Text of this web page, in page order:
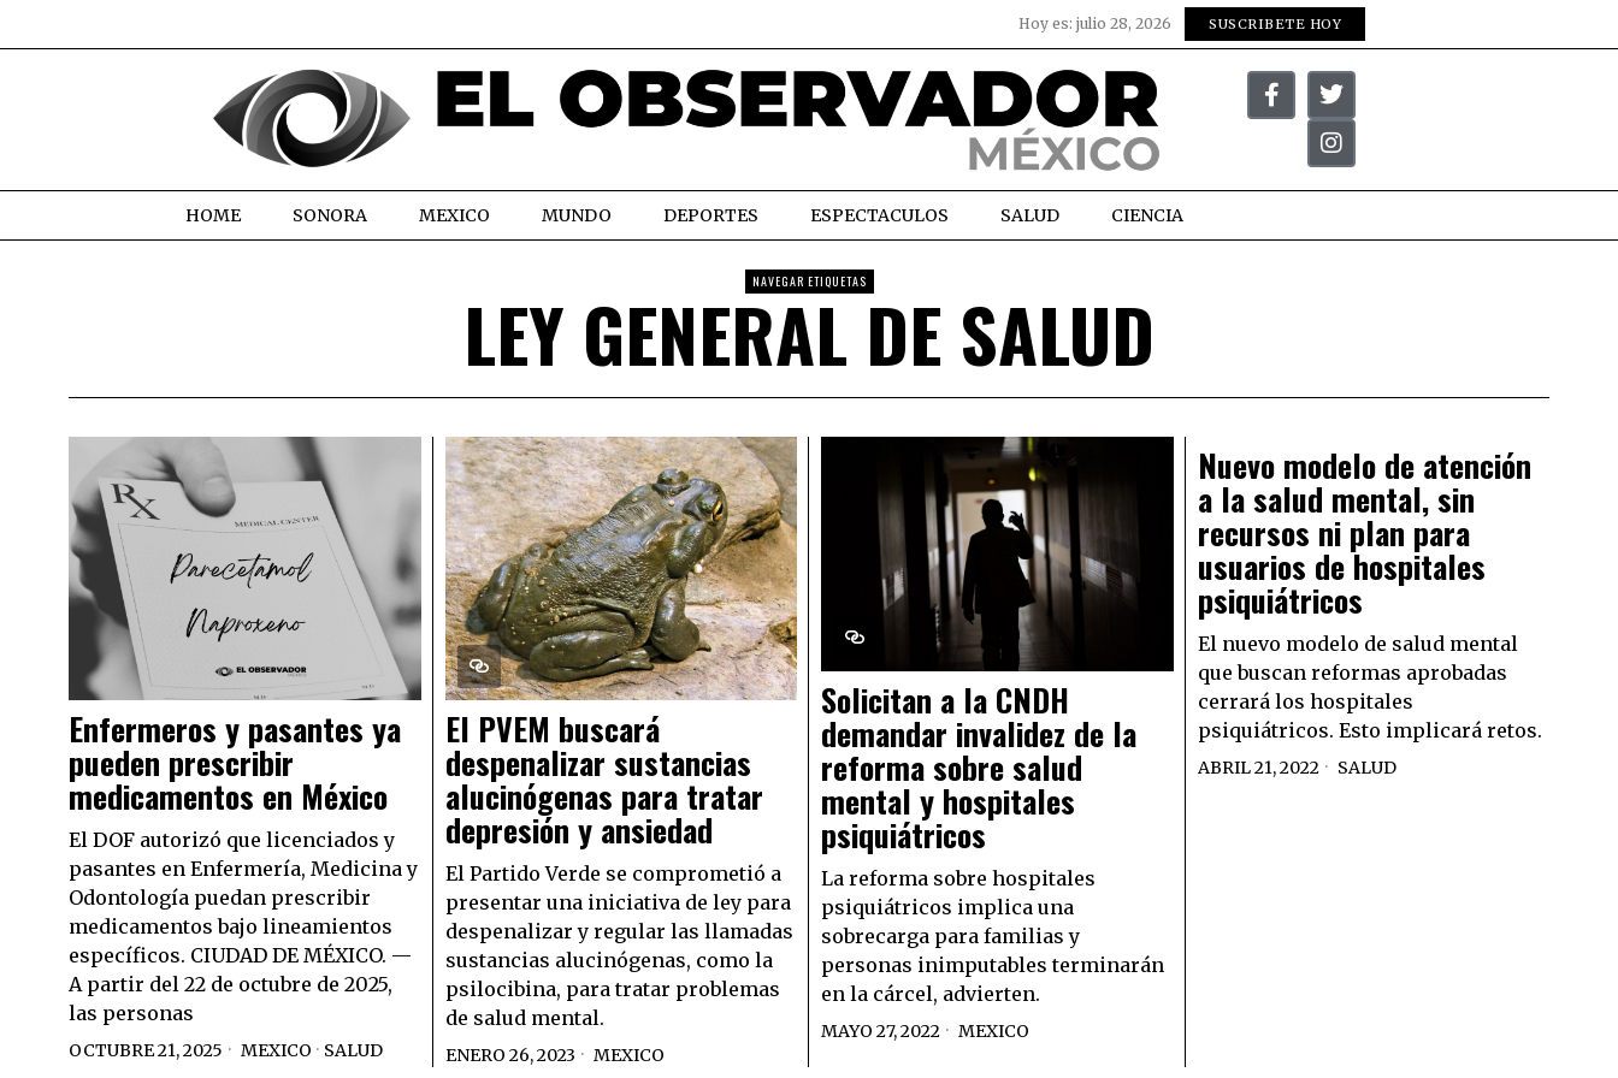
Hoy es: julio 28, 2026 SUSCRIBETE HOY
HOME SONORA MEXICO MUNDO DEPORTES ESPECTACULOS SALUD CIENCIA
NAVEGAR ETIQUETAS
LEY GENERAL DE SALUD
Enfermeros y pasantes ya
pueden prescribir
medicamentos en México
El DOF autorizó que licenciados y
pasantes en Enfermería, Medicina y
Odontología puedan prescribir
medicamentos bajo lineamientos
específicos. CIUDAD DE MÉXICO. —
A partir del 22 de octubre de 2025,
las personas
OCTUBRE 21, 2025 MEXICO · SALUD
El PVEM buscará
despenalizar sustancias
alucinógenas para tratar
depresión y ansiedad
El Partido Verde se comprometió a
presentar una iniciativa de ley para
despenalizar y regular las llamadas
sustancias alucinógenas, como la
psilocibina, para tratar problemas
de salud mental.
ENERO 26, 2023 MEXICO
Solicitan a la CNDH
demandar invalidez de la
reforma sobre salud
mental y hospitales
psiquiátricos
La reforma sobre hospitales
psiquiátricos implica una
sobrecarga para familias y
personas inimputables terminarán
en la cárcel, advierten.
MAYO 27, 2022 MEXICO
Nuevo modelo de atención
a la salud mental, sin
recursos ni plan para
usuarios de hospitales
psiquiátricos
El nuevo modelo de salud mental
que buscan reformas aprobadas
cerrará los hospitales
psiquiátricos. Esto implicará retos.
ABRIL 21, 2022 SALUD